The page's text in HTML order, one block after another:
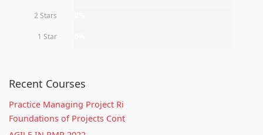
2 Stars
1 Star
Recent Courses
Practice Managing Project Ri
Foundations of Projects Cont